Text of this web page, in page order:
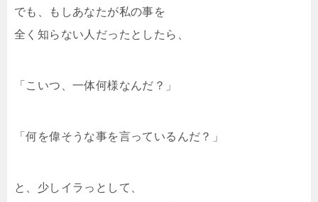
でも、もしあなたが私の事を
全く知らない人だったとしたら、
「こいつ、一体何様なんだ？」
「何を偉そうな事を言っているんだ？」
と、少しイラっとして、